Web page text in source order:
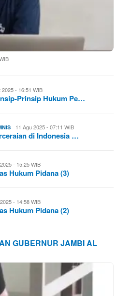
2025 - 16:51 WIB
Prinsip Hukum Pe…
11 Agu 2025 - 07:11 WIB
di Indonesia …
- 15:25 WIB
Hukum Pidana (3)
- 14:58 WIB
Hukum Pidana (2)
GUBERNUR JAMBI AL